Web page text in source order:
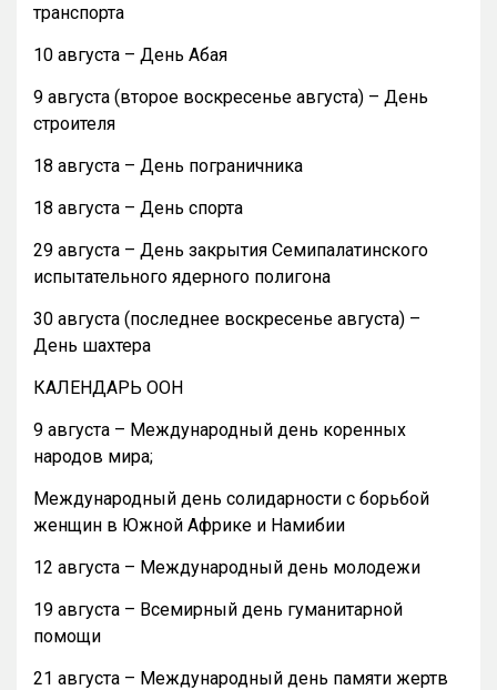
транспорта
10 августа – День Абая
9 августа (второе воскресенье августа) – День
строителя
18 августа – День пограничника
18 августа – День спорта
29 августа – День закрытия Семипалатинского
испытательного ядерного полигона
30 августа (последнее воскресенье августа) –
День шахтера
КАЛЕНДАРЬ ООН
9 августа – Международный день коренных
народов мира;
Международный день солидарности с борьбой
женщин в Южной Африке и Намибии
12 августа – Международный день молодежи
19 августа – Всемирный день гуманитарной
помощи
21 августа – Международный день памяти жертв